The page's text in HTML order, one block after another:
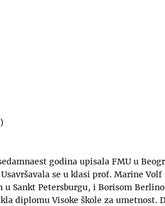
godina upisala FMU u
se u klasi prof. Marine
u Sankt Petersburgu, i Borisom
diplomu Visoke škole za umetnost.